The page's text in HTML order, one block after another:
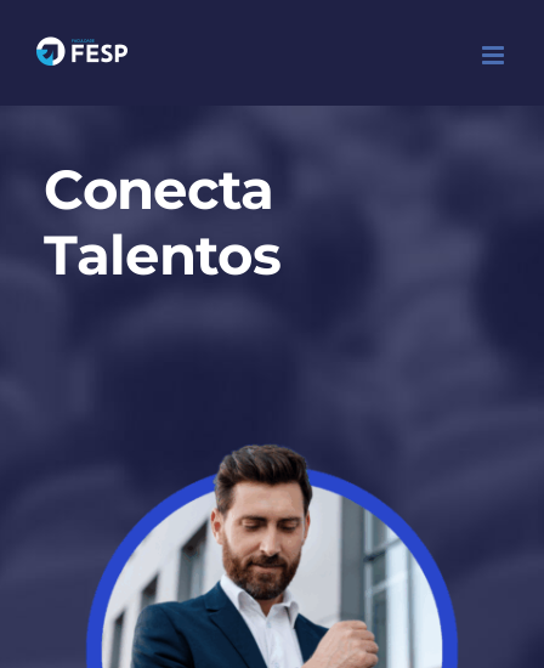
para
conteúdo
Conecta
Talentos